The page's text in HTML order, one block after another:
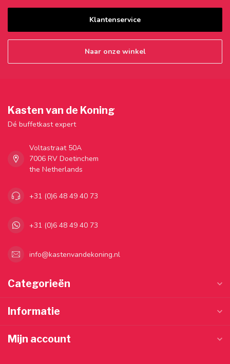
Klantenservice
Naar onze winkel
Kasten van de Koning
Dé buffetkast expert
Voltastraat 50A
7006 RV Doetinchem
the Netherlands
+31 (0)6 48 49 40 73
+31 (0)6 48 49 40 73
info@kastenvandekoning.nl
Categorieën
Informatie
Mijn account